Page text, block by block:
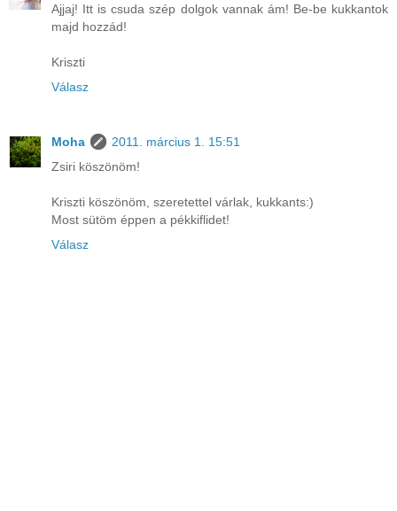
Ajjaj! Itt is csuda szép dolgok vannak ám! Be-be kukkantok
majd hozzád!
Kriszti
Válasz
Moha
2011. március 1. 15:51
Zsiri köszönöm!
Kriszti köszönöm, szeretettel várlak, kukkants:)
Most sütöm éppen a pékkiflidet!
Válasz